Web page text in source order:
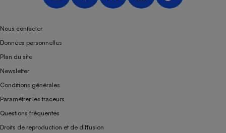
Nous contacter
Données personnelles
Plan du site
Newsletter
Conditions générales
Paramétrer les traceurs
Questions fréquentes
Droits de reproduction et de diffusion